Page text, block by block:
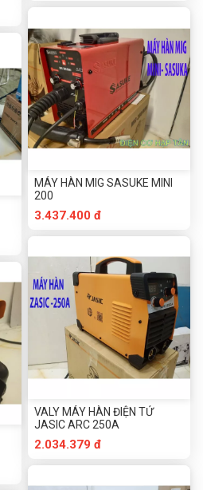
MÁY HÀN MIG SASUKE MINI
200
3.437.400 đ
VALY MÁY HÀN ĐIỆN TỬ
JASIC ARC 250A
2.034.379 đ